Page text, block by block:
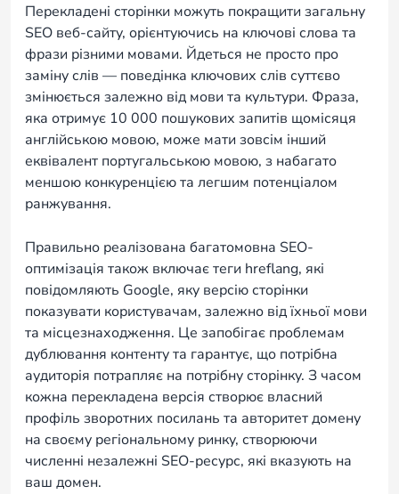
Перекладені сторінки можуть покращити загальну
SEO веб-сайту, орієнтуючись на ключові слова та
фрази різними мовами. Йдеться не просто про
заміну слів — поведінка ключових слів суттєво
змінюється залежно від мови та культури. Фраза,
яка отримує 10 000 пошукових запитів щомісяця
англійською мовою, може мати зовсім інший
еквівалент португальською мовою, з набагато
меншою конкуренцією та легшим потенціалом
ранжування.
Правильно реалізована багатомовна SEO-
оптимізація також включає теги hreflang, які
повідомляють Google, яку версію сторінки
показувати користувачам, залежно від їхньої мови
та місцезнаходження. Це запобігає проблемам
дублювання контенту та гарантує, що потрібна
аудиторія потрапляє на потрібну сторінку. З часом
кожна перекладена версія створює власний
профіль зворотних посилань та авторитет домену
на своєму регіональному ринку, створюючи
численні незалежні SEO-ресурс, які вказують на
ваш домен.